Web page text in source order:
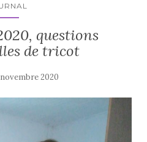
questions
de tricot
2020